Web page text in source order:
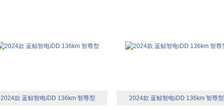
2024款 蓝鲸智电iDD 136km 智尊型 2024款 蓝鲸智电iDD 136km 智尊型